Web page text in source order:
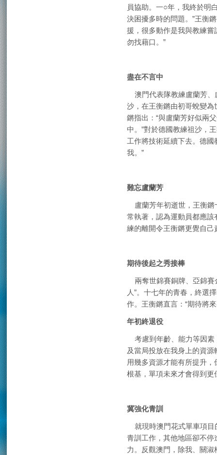
員協助。一○年，我終於明
決困擾多時的問題。”王衡
援，很多動作是我與教練
勿找藉口。”
盡在不言中
澳門代表隊教練盧蘭芳、
沙，在王衡鏘由初哥蛻變
鏘指出：“與盧蘭芳好似兩
中。”對於德國教練祖沙，
工作將技術延續下去。德
我。”
難忘盧蘭芳
盧蘭芳年初逝世，王衡鏘
常執著，認為運動員都應該
練的離開令王衡鏘更覺自
期待後起之秀接棒
兩奪世錦賽銅牌、亞錦賽
人”。十七年的青春，終選
作。王衡鏘直言：“期待將
年初終退役
考慮到年齡、能力等因素
及當局投放在我身上的資
用幾多資源才能有所提升
根基，單項未來才會得到更
冀強化青訓
就現時澳門花式單車項目
青訓工作，其他地區卻不
力。反觀澳門，除我、關